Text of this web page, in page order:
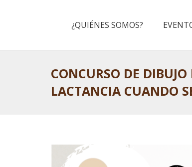
¿QUIÉNES SOMOS?
CONCURSO DE
LACTANCIA CUANDO